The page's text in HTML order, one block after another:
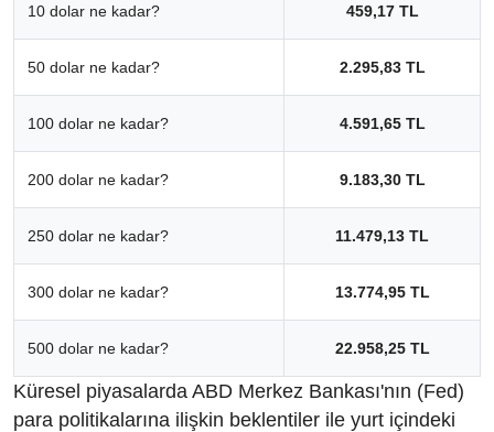
10 dolar ne kadar? 459,17 TL
50 dolar ne kadar? 2.295,83 TL
100 dolar ne kadar? 4.591,65 TL
200 dolar ne kadar? 9.183,30 TL
250 dolar ne kadar? 11.479,13 TL
300 dolar ne kadar? 13.774,95 TL
500 dolar ne kadar? 22.958,25 TL
Küresel piyasalarda ABD Merkez Bankası'nın (Fed)
para politikalarına ilişkin beklentiler ile yurt içindeki